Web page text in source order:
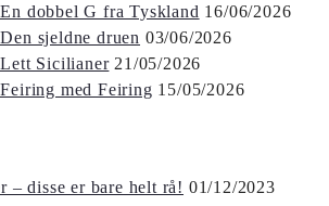
dobbel G fra Tyskland 16/06/2026
sjeldne druen 03/06/2026
Sicilianer 21/05/2026
med Feiring 15/05/2026
– disse er bare helt rå! 01/12/2023